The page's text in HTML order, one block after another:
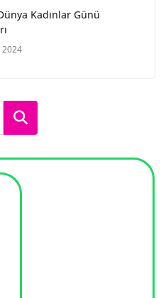
Kadınlar Günü
2024
Ara